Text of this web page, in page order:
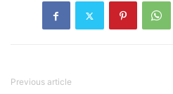
Previous article